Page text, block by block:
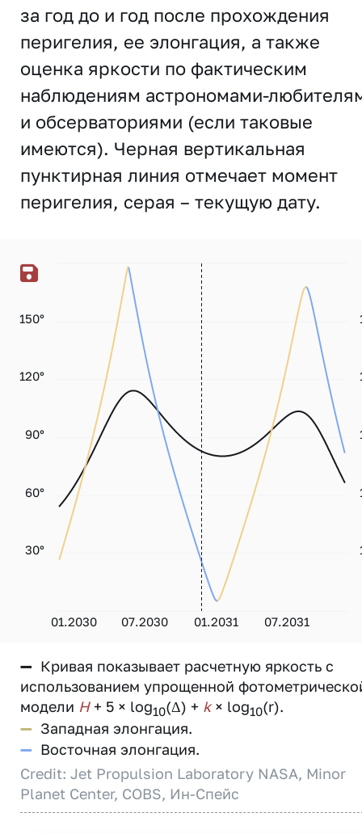
за год до и год после прохождения
перигелия, ее элонгация, а также
оценка яркости по фактическим
наблюдениям астрономами-
и обсерваториями (если таковые
имеются). Черная вертикальная
пунктирная линия отмечает момент
перигелия, серая – текущую дату.
01.2030 07.2030 01.2031 07.2031
30°
60°
90°
120°
150°
— Кривая показывает расчетную яркость с
использованием упрощенной
модели H+ 5 × log10(Δ) + k× log10(r).
— Западная элонгация.
— Восточная элонгация.
Credit: Jet Propulsion Laboratory NASA, Minor
Planet Center, COBS, Ин-Спейс